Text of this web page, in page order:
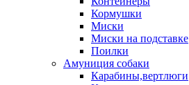
Кормушки
Миски
Миски на подставке
Поилки
Амуниция собаки
Карабины,вертлюги